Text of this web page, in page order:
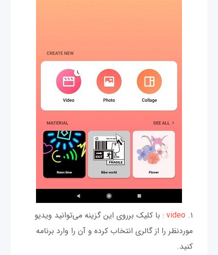
video : با کلیک برروی این گزینه می‌توانید ویدیو
موردنظر را از گالری انتخاب کرده و آن را وارد برنامه
کنید.